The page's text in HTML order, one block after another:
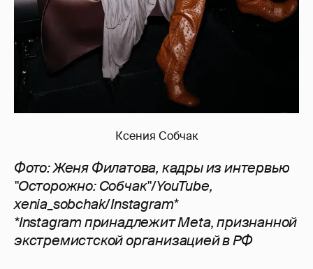
Ксения Собчак
Фото: Женя Филатова, кадры из интервью
"Осторожно: Собчак"/YouTube,
xenia_sobchak/Instagram*
*Instagram принадлежит Meta, признанной
экстремистской организацией в РФ